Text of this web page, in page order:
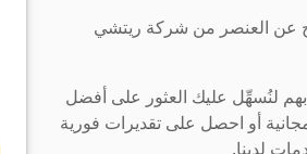
عن العنصر من شركة ريتشي
لنُسهِّل عليك العثور على أفضل
أو احصل على تقديرات فورية
لدينا.